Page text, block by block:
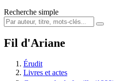
Recherche simple
Fil d'Ariane
Érudit
Livres et actes